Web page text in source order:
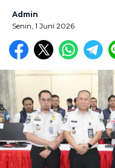
Admin
Senin, 1 Juni 2026